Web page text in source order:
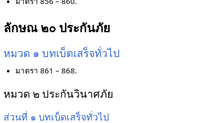
ลักษณ ๒๐ ประกันภัย
หมวด ๑ บทเบ็ตเสร็จทั่วไป
มาตรา 861 – 868.
หมวด ๒ ประกันวินาศภัย
ส่วนที่ ๑ บทเบ็ดเสร็จทั่วไป